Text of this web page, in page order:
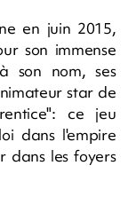
en juin 2015,
son immense
son nom, ses
star de
ce jeu
dans l'empire
dans les foyers